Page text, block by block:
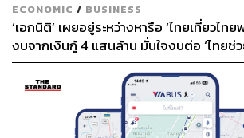
ECONOMIC / BUSINESS
‘เอกนิติ’ เผยอยู่ระหว่างหารือ ‘ไทยเที่ยวไท
งบจากเงินกู้ 4 แสนล้าน มั่นใจงบต่อ ‘ไทยช่
เฟส 2 มีเพียงพอ